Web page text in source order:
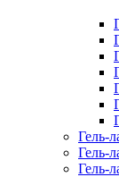
Гель-
Гель-
Гель-